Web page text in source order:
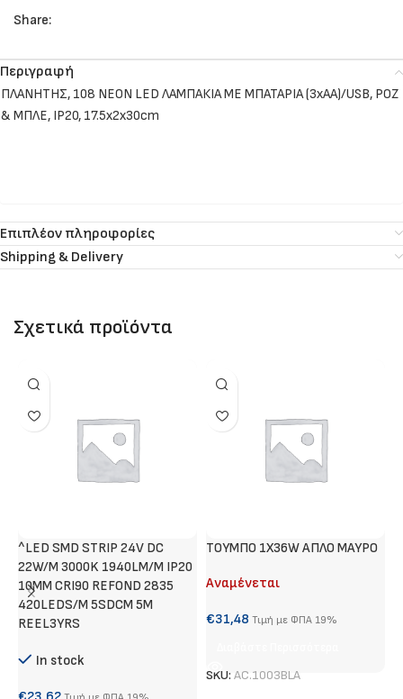
Share:
Περιγραφή
ΠΛΑΝΗΤΗΣ, 108 NEON LED ΛΑΜΠΑΚΙΑ ΜΕ ΜΠΑΤΑΡΙΑ (3xAA)/USB, ΡΟΖ
& ΜΠΛΕ, IP20, 17.5x2x30cm
Επιπλέον πληροφορίες
Shipping & Delivery
Σχετικά προϊόντα
^LED SMD STRIP 24V DC
22W/M 3000K 1940LM/M IP20
10MM CRI90 REFOND 2835
420LEDS/M 5SDCM 5M
REEL3YRS
In stock
ΤΟΥΜΠΟ 1Χ36W ΑΠΛΟ ΜΑΥΡΟ
Αναμένεται
€31,48 Τιμή με ΦΠΑ 19%
SKU: AC.1003BLA